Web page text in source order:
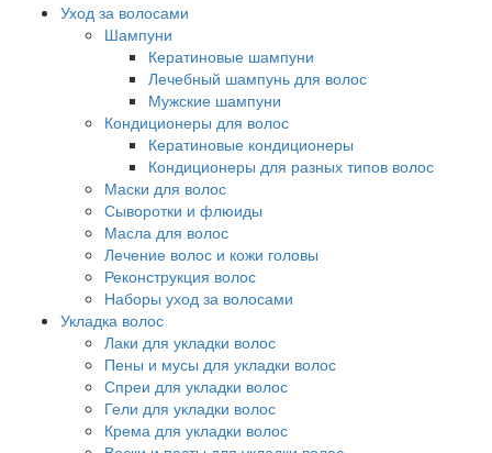
Уход за волосами
Шампуни
Кератиновые шампуни
Лечебный шампунь для волос
Мужские шампуни
Кондиционеры для волос
Кератиновые кондиционеры
Кондиционеры для разных типов волос
Маски для волос
Сыворотки и флюиды
Масла для волос
Лечение волос и кожи головы
Реконструкция волос
Наборы уход за волосами
Укладка волос
Лаки для укладки волос
Пены и мусы для укладки волос
Спреи для укладки волос
Гели для укладки волос
Крема для укладки волос